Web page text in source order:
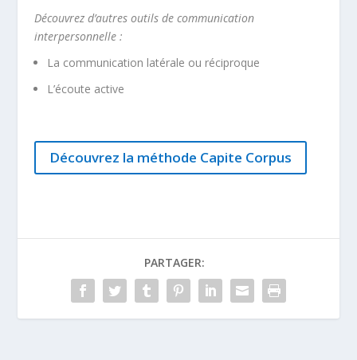
Découvrez d’autres outils de communication
interpersonnelle :
La communication latérale ou réciproque
L’écoute active
Découvrez la méthode Capite Corpus
PARTAGER: